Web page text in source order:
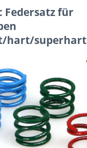
Federsatz für
hart/superhart